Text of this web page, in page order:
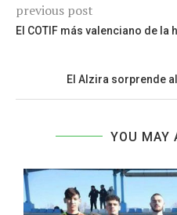
previous post
El COTIF más valenciano de
El Alzira sorprende
YOU MAY